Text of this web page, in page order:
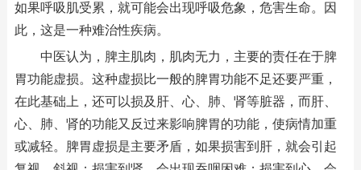
如果呼吸肌受累，就可能会出现呼吸危象，危害生命。因
此，这是一种难治性疾病。
中医认为，脾主肌肉，肌肉无力，主要的责任在于脾
胃功能虚损。这种虚损比一般的脾胃功能不足还要严重，
在此基础上，还可以损及肝、心、肺、肾等脏器，而肝、
心、肺、肾的功能又反过来影响脾胃的功能，使病情加重
或减轻。脾胃虚损是主要矛盾，如果损害到肝，就会引起